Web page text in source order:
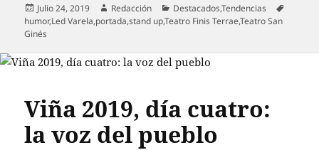
Publicado
el
Julio 24, 2019 Autor
Redacción Categorías
Destacados,Tendencias
humor,Led Varela,portada,stand up,Teatro Finis Terrae,Teatro San
Ginés
Viña 2019, día cuatro:
la voz del pueblo